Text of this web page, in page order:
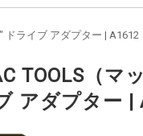
ドライブ アダプター |
TOOLS（
アダプター